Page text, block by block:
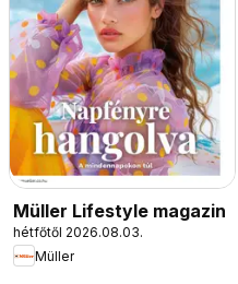
Müller Lifestyle magazin
hétfőtől 2026.08.03.
Müller